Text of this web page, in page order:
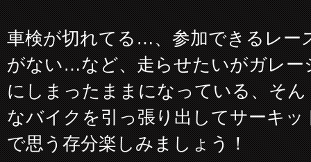
車検が切れてる…、参加できるレー
がない…など、走らせたいがガレー
にしまったままになっている、そん
なバイクを引っ張り出してサーキッ
で思う存分楽しみましょう！